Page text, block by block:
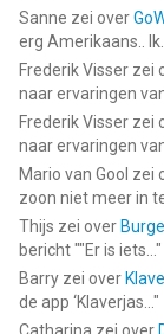
Sanne zei over
erg Amerikaans.. Ik...
Frederik Visser zei
naar ervaringen
Frederik Visser zei
naar ervaringen
Mario van Gool zei
zoon niet meer in te
Thijs zei over
bericht ""Er is iets... "
Barry zei over
de app ‘Klaverjas... "